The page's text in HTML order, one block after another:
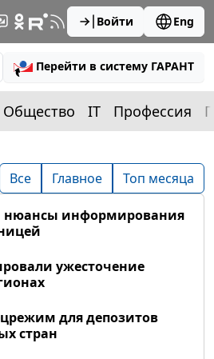
Войти Eng
Перейти в систему ГАРАНТ
Общество IT Профессия
Все Главное Топ месяца
нюансы информирования
ужесточение
для депозитов
стран